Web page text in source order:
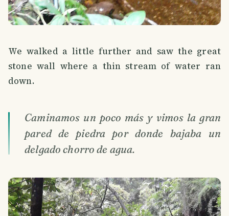
We walked a little further and saw the great
stone wall where a thin stream of water ran
down.
Caminamos un poco más y vimos la gran
pared de piedra por donde bajaba un
delgado chorro de agua.